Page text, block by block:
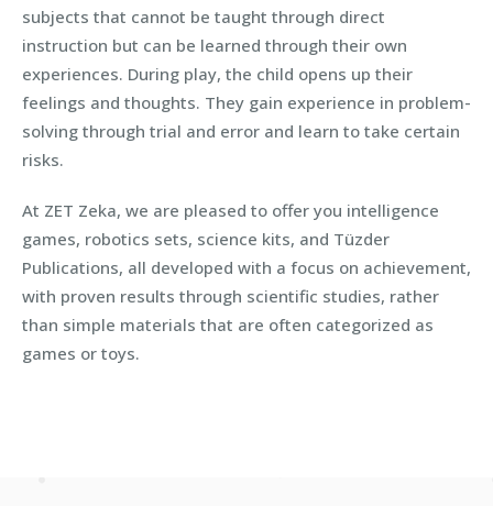
subjects that cannot be taught through direct
instruction but can be learned through their own
experiences. During play, the child opens up their
feelings and thoughts. They gain experience in problem-
solving through trial and error and learn to take certain
risks.
At ZET Zeka, we are pleased to offer you intelligence
games, robotics sets, science kits, and Tüzder
Publications, all developed with a focus on achievement,
with proven results through scientific studies, rather
than simple materials that are often categorized as
games or toys.